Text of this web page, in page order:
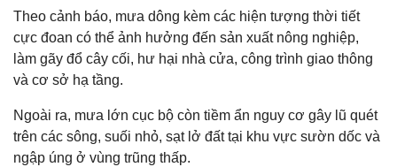
Theo cảnh báo, mưa dông kèm các hiện tượng thời tiết
cực đoan có thể ảnh hưởng đến sản xuất nông nghiệp,
làm gãy đổ cây cối, hư hại nhà cửa, công trình giao thông
và cơ sở hạ tầng.
Ngoài ra, mưa lớn cục bộ còn tiềm ẩn nguy cơ gây lũ quét
trên các sông, suối nhỏ, sạt lở đất tại khu vực sườn dốc và
ngập úng ở vùng trũng thấp.